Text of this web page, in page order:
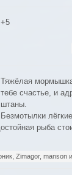
+5
Тяжёлая
тебе счастье, и
штаны.
Безмотылки
рыба
Zimagor, manson и